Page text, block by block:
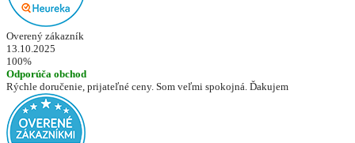
Overený zákazník
13.10.2025
100%
Odporúča obchod
Rýchle doručenie, prijateľné ceny. Som veľmi spokojná. Ďakujem